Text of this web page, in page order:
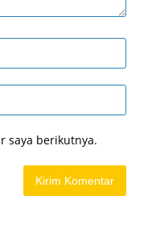
saya berikutnya.